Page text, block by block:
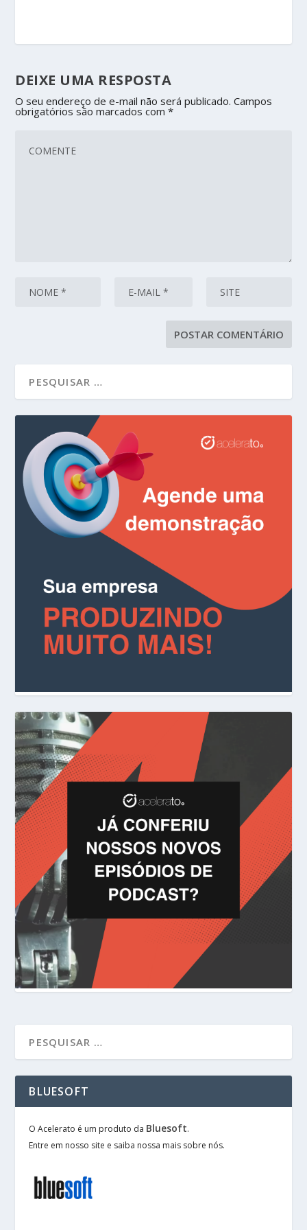
DEIXE UMA RESPOSTA
O seu endereço de e-mail não será publicado. Campos
obrigatórios são marcados com*
BLUESOFT
O Acelerato é um produto da Bluesoft.
Entre em nosso site e saiba nossa mais sobre nós.